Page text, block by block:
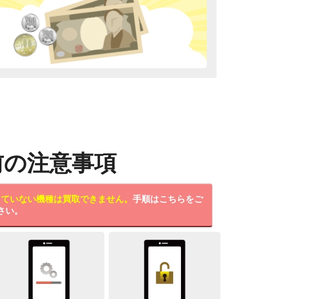
注意事項
いない機種は買取できません。 手順はこちらをご
い。